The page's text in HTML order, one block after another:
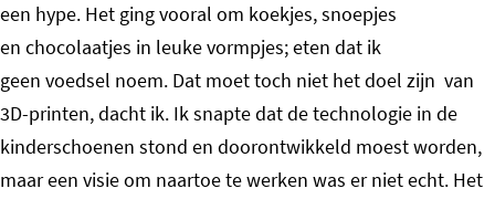
een hype. Het ging vooral om koekjes, snoepjes
en chocolaatjes in leuke vormpjes; eten dat ik
geen voedsel noem. Dat moet toch niet het doel zijn van
3D-printen, dacht ik. Ik snapte dat de technologie in de
kinderschoenen stond en doorontwikkeld moest worden,
maar een visie om naartoe te werken was er niet echt. Het